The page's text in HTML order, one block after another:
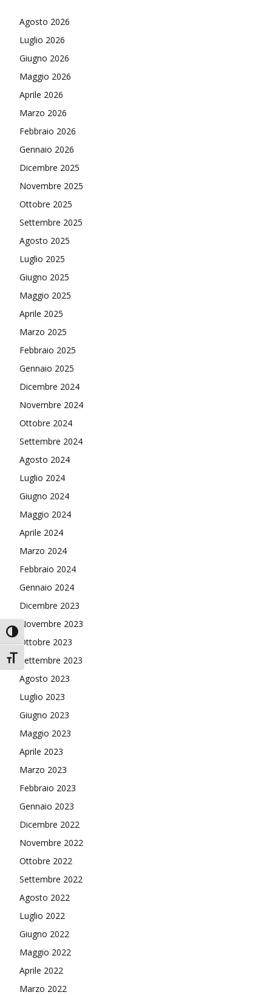
Attiva/disattiva alto contrasto
Attiva/disattiva dimensione testo
Agosto 2026
Luglio 2026
Giugno 2026
Maggio 2026
Aprile 2026
Marzo 2026
Febbraio 2026
Gennaio 2026
Dicembre 2025
Novembre 2025
Ottobre 2025
Settembre 2025
Agosto 2025
Luglio 2025
Giugno 2025
Maggio 2025
Aprile 2025
Marzo 2025
Febbraio 2025
Gennaio 2025
Dicembre 2024
Novembre 2024
Ottobre 2024
Settembre 2024
Agosto 2024
Luglio 2024
Giugno 2024
Maggio 2024
Aprile 2024
Marzo 2024
Febbraio 2024
Gennaio 2024
Dicembre 2023
Novembre 2023
Ottobre 2023
Settembre 2023
Agosto 2023
Luglio 2023
Giugno 2023
Maggio 2023
Aprile 2023
Marzo 2023
Febbraio 2023
Gennaio 2023
Dicembre 2022
Novembre 2022
Ottobre 2022
Settembre 2022
Agosto 2022
Luglio 2022
Giugno 2022
Maggio 2022
Aprile 2022
Marzo 2022